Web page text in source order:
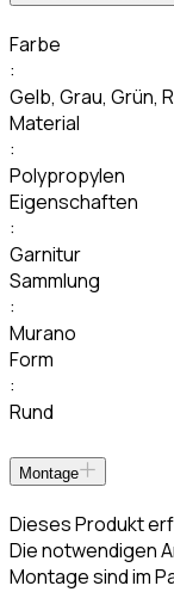
Farbe
:
Gelb, Grau, Grün,
Material
:
Polypropylen
Eigenschaften
:
Garnitur
Sammlung
:
Murano
Form
:
Rund
Montage
Dieses Produkt
Die notwendigen
Montage sind im